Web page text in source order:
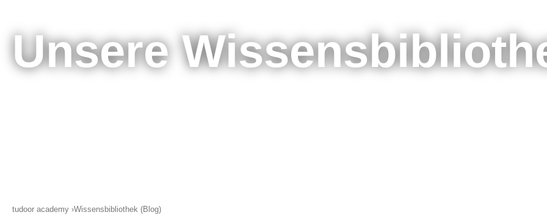
Webinare
Für
Termine
Unsere
tudoor academy Wissensbibliothek (Blog)